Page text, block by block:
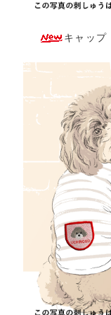
キャッ